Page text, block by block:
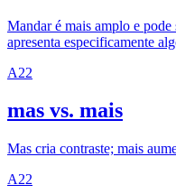
Mandar é mais amplo e
apresenta especificamente
A22
mas vs. mais
Mas cria contraste; mais
A22